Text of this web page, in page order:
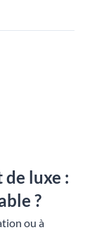
luxe :
?
ou à